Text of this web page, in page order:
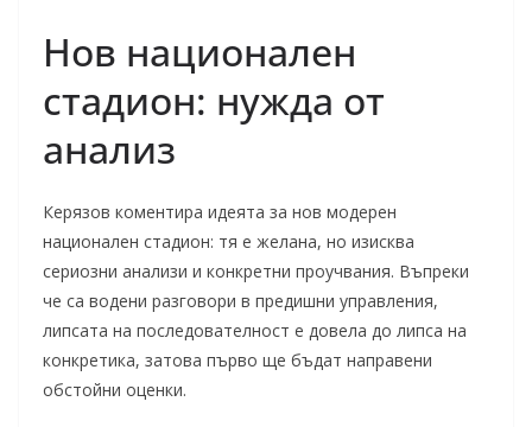
Нов национален
стадион: нужда от
анализ
Керязов коментира идеята за нов модерен
национален стадион: тя е желана, но изисква
сериозни анализи и конкретни проучвания. Въпреки
че са водени разговори в предишни управления,
липсата на последователност е довела до липса на
конкретика, затова първо ще бъдат направени
обстойни оценки.